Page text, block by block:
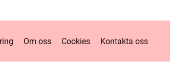
Om oss Cookies Kontakta oss